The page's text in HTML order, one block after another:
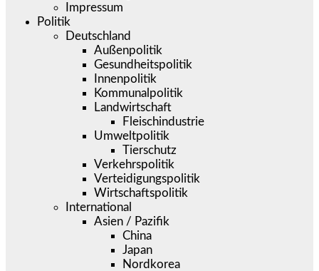
Impressum
Politik
Deutschland
Außenpolitik
Gesundheitspolitik
Innenpolitik
Kommunalpolitik
Landwirtschaft
Fleischindustrie
Umweltpolitik
Tierschutz
Verkehrspolitik
Verteidigungspolitik
Wirtschaftspolitik
International
Asien / Pazifik
China
Japan
Nordkorea